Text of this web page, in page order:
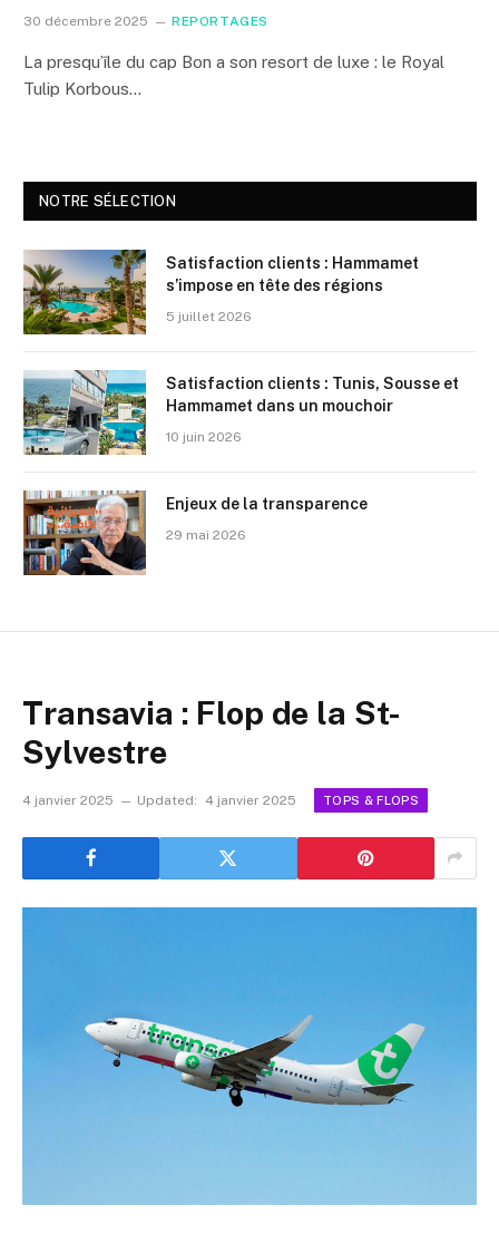
30 décembre 2025 REPORTAGES
La presqu’île du cap Bon a son resort de luxe : le Royal
Tulip Korbous…
NOTRE SÉLECTION
Satisfaction clients : Hammamet
s’impose en tête des régions
5 juillet 2026
Satisfaction clients : Tunis, Sousse et
Hammamet dans un mouchoir
10 juin 2026
Enjeux de la transparence
29 mai 2026
Transavia : Flop de la St-
Sylvestre
4 janvier 2025 Updated: 4 janvier 2025 TOPS & FLOPS